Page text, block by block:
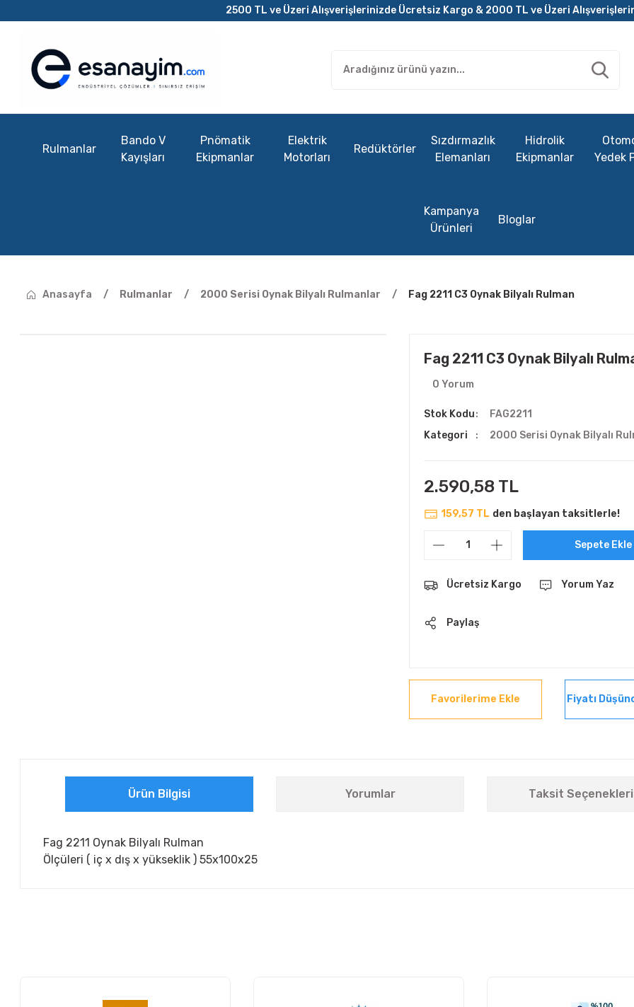
2500 TL ve Üzeri Alışverişlerinizde Ücretsiz Kargo & 2000 TL ve Üzeri
Rulmanlar
Bando V
Kayışları
Pnömatik
Ekipmanlar
Elektrik
Motorları
Redüktörler
Sızdırmazlık
Elemanları
Hidrolik
Ekipmanlar
Yedek
Kampanya
Ürünleri
Bloglar
Anasayfa Rulmanlar 2000 Serisi Oynak Bilyalı Rulmanlar Fag 2211 C3 Oynak Bilyalı Rulman
Fag 2211 C3 Oynak Bilyalı
0 Yorum
Stok Kodu
FAG2211
Kategori
2000 Serisi Oynak Bilyalı
2.590,58 TL
159,57 TL den başlayan taksitlerle!
Sepete Ekle
Ücretsiz Kargo Yorum Yaz
Paylaş
Fiyatı
Ürün Bilgisi Yorumlar Taksit Seçenekleri
Fag 2211 Oynak Bilyalı Rulman
Ölçüleri ( iç x dış x yükseklik ) 55x100x25